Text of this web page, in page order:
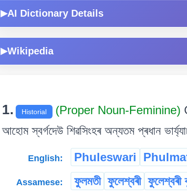
▶AI Dictionary Details
▶Wikipedia
1. Historial (Proper Noun-Feminine)
আহোম স্বৰ্গদেউ শিৱসিংহৰ অন্যতম প্ৰধান
English: Phuleswari
Assamese: ফুলমতী ফুলেশ্বৰী ফুলেশ্বৰী